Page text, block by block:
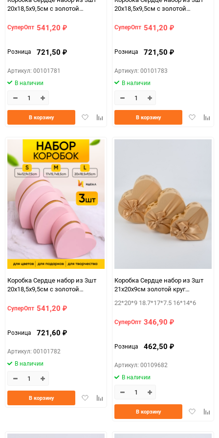
20х18,5х9,5см с золотой
СуперОпт 541,20 ₽
Розница 721,50 ₽
Артикул: 00101781
В наличии
ДобавитьДобавить
В корзину
20х18,5х9,5см с золотой
СуперОпт 541,20 ₽
Розница 721,50 ₽
Артикул: 00101783
В наличии
Добавить
В корзину
Коробка Сердце набор из 3шт
20х18,5х9,5см с золотой
СуперОпт 541,20 ₽
Розница 721,60 ₽
Артикул: 00101782
В наличии
ДобавитьДобавить
сравнению
В корзину
Коробка Сердце набор из 3шт
21х20х9см золотой круг
22*20*9 18.7*17*7.5 16*14*6
СуперОпт 346,90 ₽
Розница 462,50 ₽
Артикул: 00109682
В наличии
Добавить
В корзину